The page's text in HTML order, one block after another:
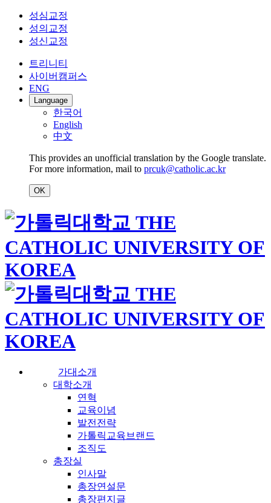
성심교정
성의교정
성신교정
트리니티
사이버캠퍼스
ENG
Language
한국어
English
中文
This provides an unofficial translation by the Google translate.
For more information, mail to prcuk@catholic.ac.kr
OK
가대소개
대학소개
연혁
교육이념
발전전략
가톨릭교육브랜드
조직도
총장실
인사말
총장연설문
총장편지글